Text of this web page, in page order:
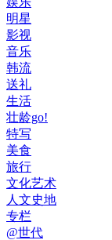
明星
影视
音乐
韩流
送礼
生活
壮龄go!
特写
美食
旅行
文化艺术
人文史地
专栏
@世代